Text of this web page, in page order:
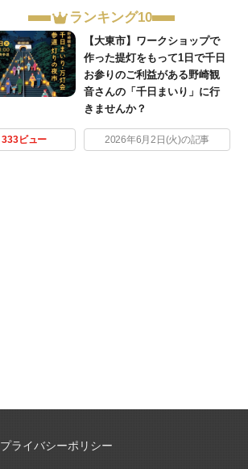
ランキング10
【大東市】ワークショップで
作った提灯をもって1日で千日
お参りのご利益がある野崎観
音さんの「千日まいり」に行
きませんか？
333ビュー 2026年6月2日(火)の記事
プライバシーポリシー